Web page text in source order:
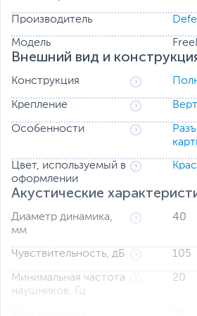
Производитель
Модель
Внешний вид и
Конструкция
Крепление
Особенности
Цвет, используемый в
оформлении
Акустические
Диаметр динамика,
мм
40
Чувствительность, дБ 105
Минимальная частота
наушников, Гц
20